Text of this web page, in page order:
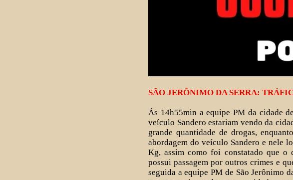
SÃO JERÔNIMO DA SERRA:
Ás 14h55min a equipe PM da cidade
veículo Sandero estariam vendo da
grande quantidade de drogas,
abordagem do veículo Sandero e nele
Kg, assim como foi constatado que o
possui passagem por outros crimes e
seguida a equipe PM de São Jerônimo